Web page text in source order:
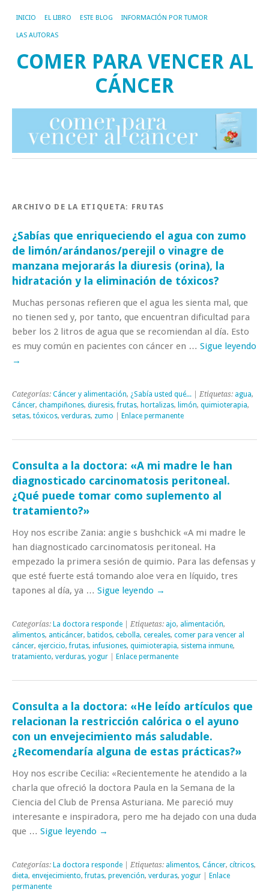
INICIO EL LIBRO ESTE BLOG INFORMACIÓN POR TUMOR
LAS AUTORAS
COMER PARA VENCER AL
CÁNCER
ARCHIVO DE LA ETIQUETA: FRUTAS
¿Sabías que enriqueciendo el agua con zumo
de limón/arándanos/perejil o vinagre de
manzana mejorarás la diuresis (orina), la
hidratación y la eliminación de tóxicos?
Muchas personas refieren que el agua les sienta mal, que
no tienen sed y, por tanto, que encuentran dificultad para
beber los 2 litros de agua que se recomiendan al día. Esto
es muy común en pacientes con cáncer en … Sigue leyendo
→
Categorías: Cáncer y alimentación, ¿Sabía usted qué... | Etiquetas: agua,
Cáncer, champiñones, diuresis,frutas, hortalizas, limón, quimioterapia,
setas, tóxicos, verduras, zumo Enlace permanente
Consulta a la doctora: «A mi madre le han
diagnosticado carcinomatosis peritoneal.
¿Qué puede tomar como suplemento al
tratamiento?»
Hoy nos escribe Zania: angie s bushchick «A mi madre le
han diagnosticado carcinomatosis peritoneal. Ha
empezado la primera sesión de quimio. Para las defensas y
que esté fuerte está tomando aloe vera en líquido, tres
tapones al día, ya … Sigue leyendo →
Categorías: La doctora responde | Etiquetas: ajo, alimentación,
alimentos, anticáncer, batidos, cebolla, cereales, comer para vencer al
cáncer, ejercicio,frutas, infusiones, quimioterapia, sistema inmune,
tratamiento, verduras, yogur Enlace permanente
Consulta a la doctora: «He leído artículos que
relacionan la restricción calórica o el ayuno
con un envejecimiento más saludable.
¿Recomendaría alguna de estas prácticas?»
Hoy nos escribe Cecilia: «Recientemente he atendido a la
charla que ofreció la doctora Paula en la Semana de la
Ciencia del Club de Prensa Asturiana. Me pareció muy
interesante e inspiradora, pero me ha dejado con una duda
que … Sigue leyendo →
Categorías: La doctora responde | Etiquetas: alimentos, Cáncer, cítricos,
dieta, envejecimiento,frutas, prevención, verduras, yogur
Enlace
permanente